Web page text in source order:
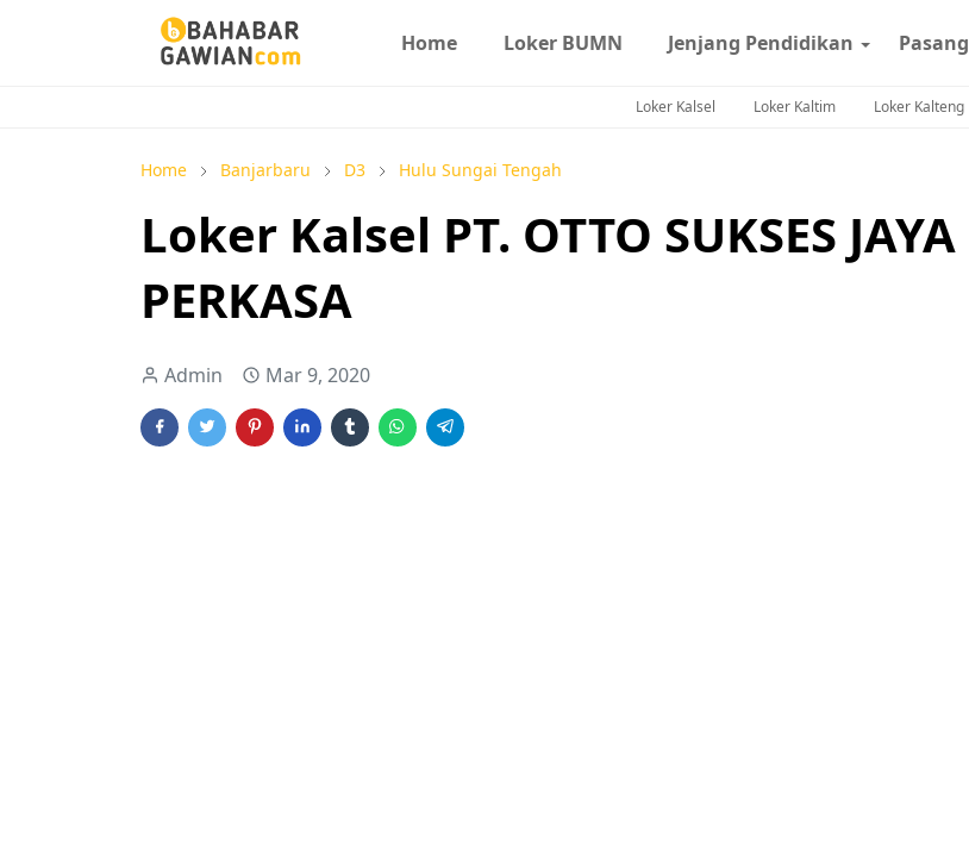
Home Loker BUMN Jenjang Pendidikan
Loker Kalsel Loker Kaltim Loker Kalteng
Home Banjarbaru D3 Hulu Sungai Tengah
Loker Kalsel PT. OTTO SUKSES JAYA
PERKASA
Admin Mar 9, 2020